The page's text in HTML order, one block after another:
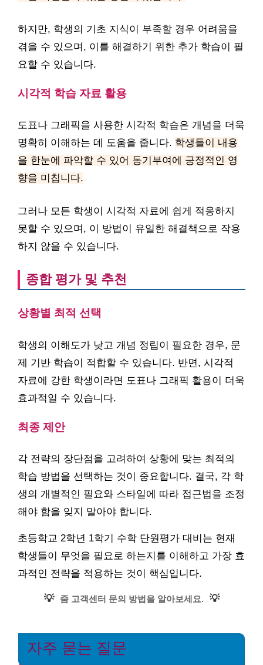
하지만, 학생의 기초 지식이 부족할 경우 어려움을
겪을 수 있으며, 이를 해결하기 위한 추가 학습이 필
요할 수 있습니다.
시각적 학습 자료 활용
도표나 그래픽을 사용한 시각적 학습은 개념을 더욱
명확히 이해하는 데 도움을 줍니다. 학생들이 내용
을 한눈에 파악할 수 있어 동기부여에 긍정적인 영
향을 미칩니다.
그러나 모든 학생이 시각적 자료에 쉽게 적응하지
못할 수 있으며, 이 방법이 유일한 해결책으로 작용
하지 않을 수 있습니다.
종합 평가 및 추천
상황별 최적 선택
학생의 이해도가 낮고 개념 정립이 필요한 경우, 문
제 기반 학습이 적합할 수 있습니다. 반면, 시각적
자료에 강한 학생이라면 도표나 그래픽 활용이 더욱
효과적일 수 있습니다.
최종 제안
각 전략의 장단점을 고려하여 상황에 맞는 최적의
학습 방법을 선택하는 것이 중요합니다. 결국, 각 학
생의 개별적인 필요와 스타일에 따라 접근법을 조정
해야 함을 잊지 말아야 합니다.
초등학교 2학년 1학기 수학 단원평가 대비는 현재
학생들이 무엇을 필요로 하는지를 이해하고 가장 효
과적인 전략을 적용하는 것이 핵심입니다.
💡 줌 고객센터 문의 방법을 알아보세요. 💡
자주 묻는 질문